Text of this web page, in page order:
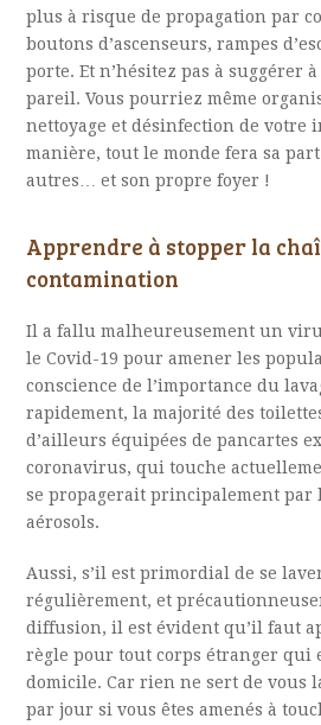
plus à risque de propagation par
boutons d’ascenseurs, rampes
porte. Et n’hésitez pas à suggérer
pareil. Vous pourriez même
nettoyage et désinfection de votre
manière, tout le monde fera sa
autres… et son propre foyer !
Apprendre à stopper la
contamination
Il a fallu malheureusement un
le Covid-19 pour amener les
conscience de l’importance du
rapidement, la majorité des
d’ailleurs équipées de pancartes
coronavirus, qui touche
se propagerait principalement par
aérosols.
Aussi, s’il est primordial de se
régulièrement, et
diffusion, il est évident qu’il faut
règle pour tout corps étranger qui
domicile. Car rien ne sert de vous
par jour si vous êtes amenés à